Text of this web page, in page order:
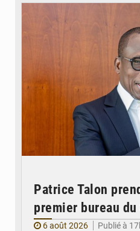
Patrice Talon
premier bureau
6 août 2026
Publié à